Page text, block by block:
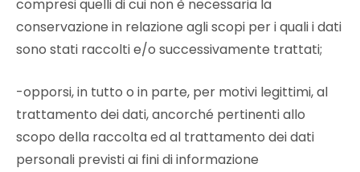
compresi quelli di cui non è necessaria la
conservazione in relazione agli scopi per i quali i dati
sono stati raccolti e/o successivamente trattati;
-opporsi, in tutto o in parte, per motivi legittimi, al
trattamento dei dati, ancorché pertinenti allo
scopo della raccolta ed al trattamento dei dati
personali previsti ai fini di informazione